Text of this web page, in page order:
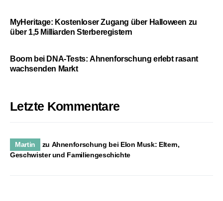
MyHeritage: Kostenloser Zugang über Halloween zu
über 1,5 Milliarden Sterberegistern
Boom bei DNA-Tests: Ahnenforschung erlebt rasant
wachsenden Markt
Letzte Kommentare
Martin zu Ahnenforschung bei Elon Musk: Eltern,
Geschwister und Familiengeschichte